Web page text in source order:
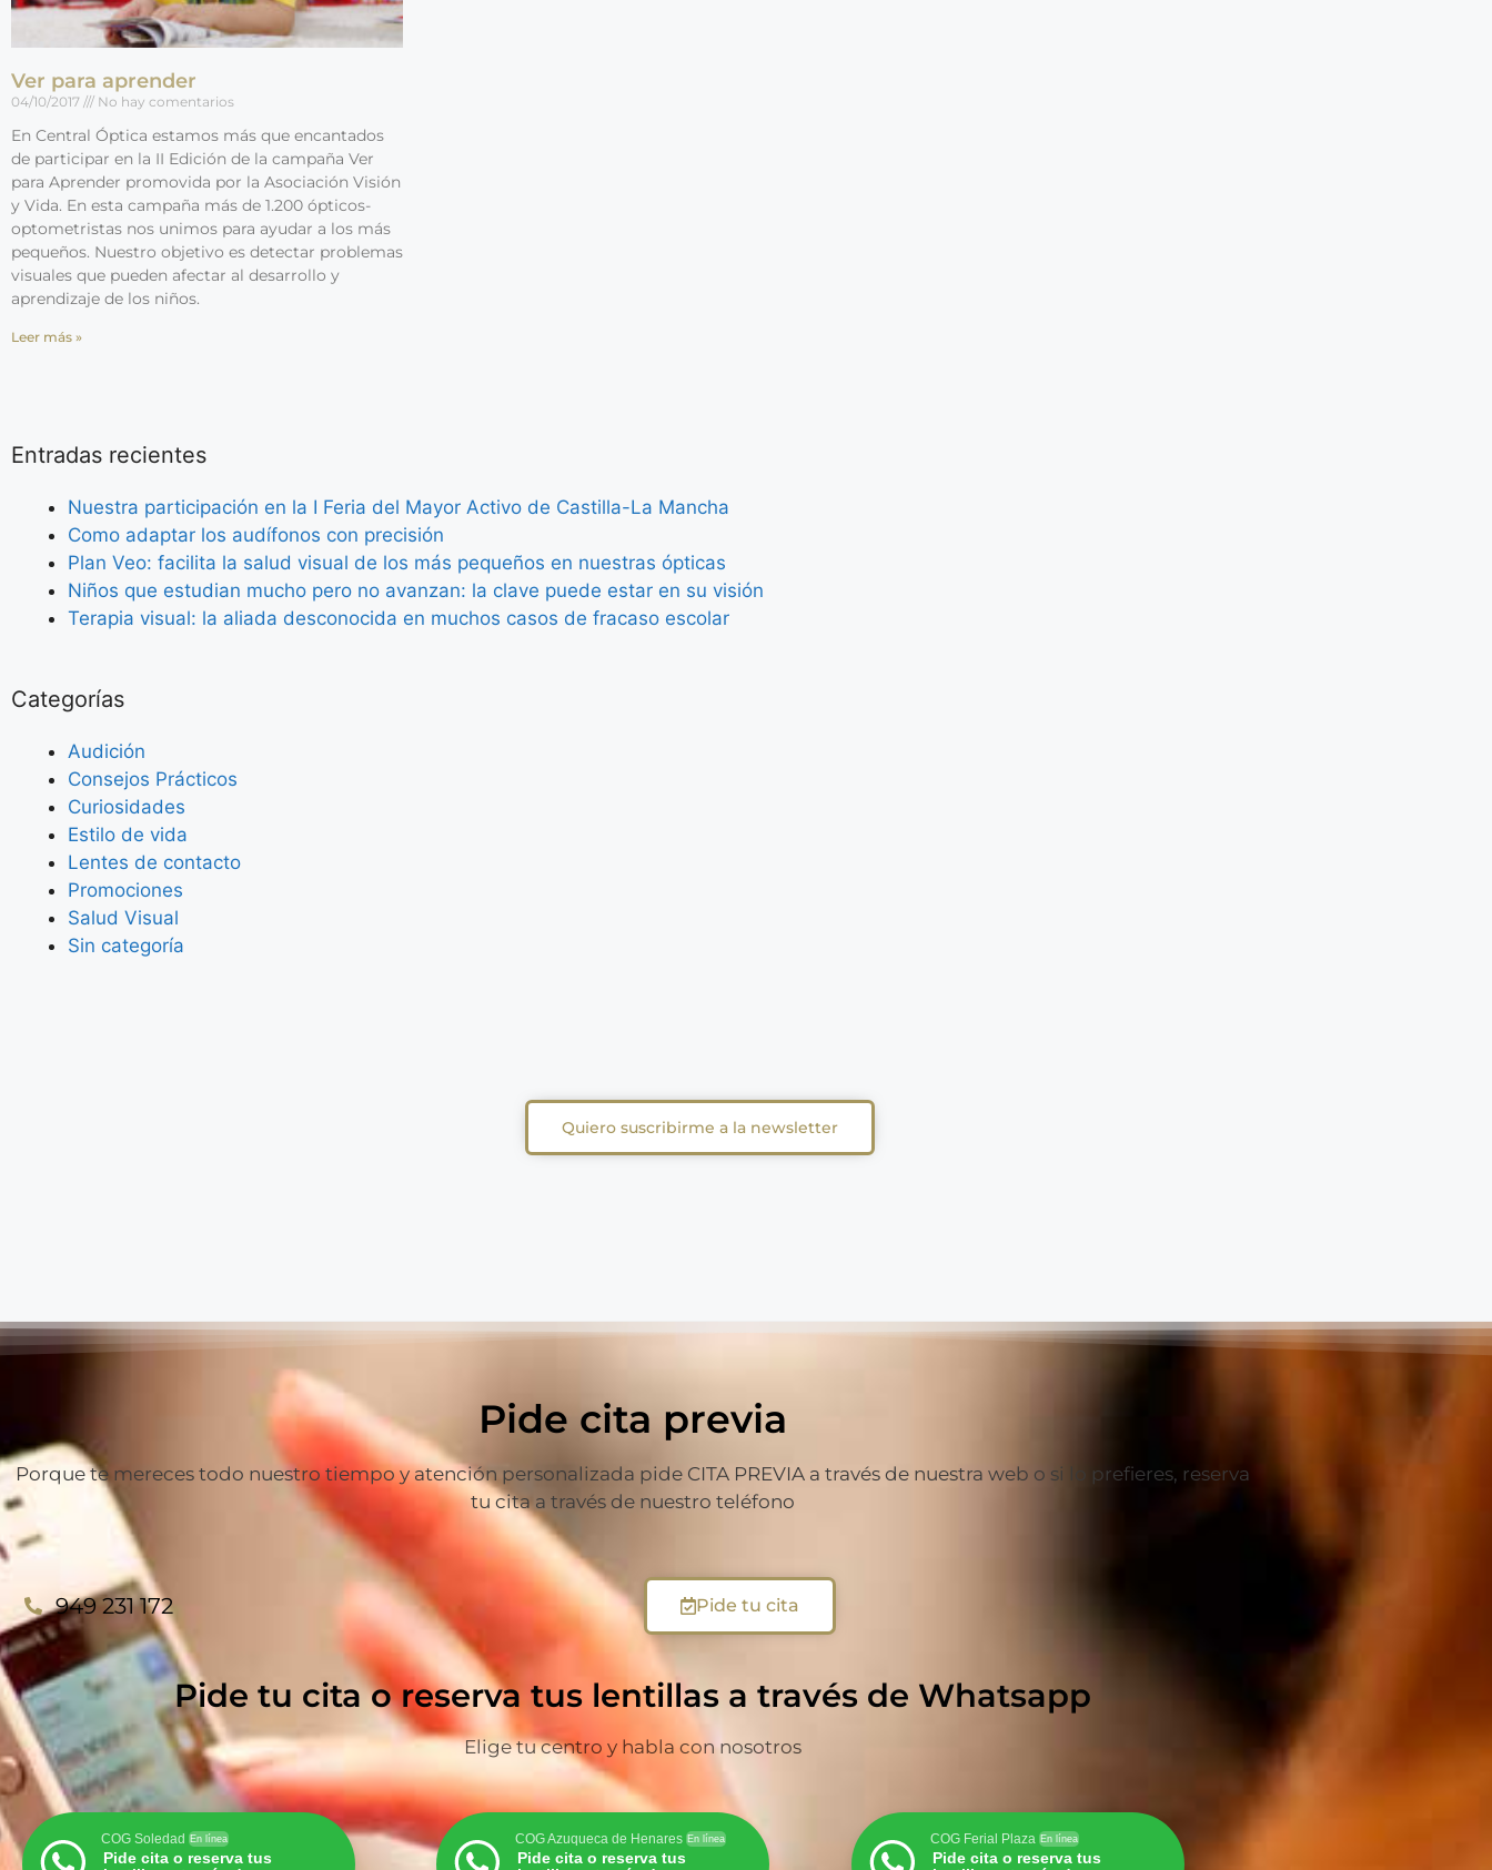
Ver para aprender
04/10/2017 No hay comentarios
En Central Óptica estamos más que encantados
de participar en la II Edición de la campaña Ver
para Aprender promovida por la Asociación Visión
y Vida. En esta campaña más de 1.200 ópticos-
optometristas nos unimos para ayudar a los más
pequeños. Nuestro objetivo es detectar problemas
visuales que pueden afectar al desarrollo y
aprendizaje de los niños.
Leer más »
Entradas recientes
Nuestra participación en la I Feria del Mayor Activo de Castilla-La Mancha
Como adaptar los audífonos con precisión
Plan Veo: facilita la salud visual de los más pequeños en nuestras ópticas
Niños que estudian mucho pero no avanzan: la clave puede estar en su visión
Terapia visual: la aliada desconocida en muchos casos de fracaso escolar
Categorías
Audición
Consejos Prácticos
Curiosidades
Estilo de vida
Lentes de contacto
Promociones
Salud Visual
Sin categoría
Quiero suscribirme a la newsletter
Pide cita previa
Porque te mereces todo nuestro tiempo y atención personalizada pide CITA PREVIA a través de nuestra web o si lo prefieres, reserva
tu cita a través de nuestro teléfono
949 231 172 Pide tu cita
Pide tu cita o reserva tus lentillas a través de Whatsapp
Elige tu centro y habla con nosotros
COG Soledad En línea
Pide cita o reserva tus
COG Azuqueca de Henares En línea
Pide cita o reserva tus
COG Ferial Plaza En línea
Pide cita o reserva tus